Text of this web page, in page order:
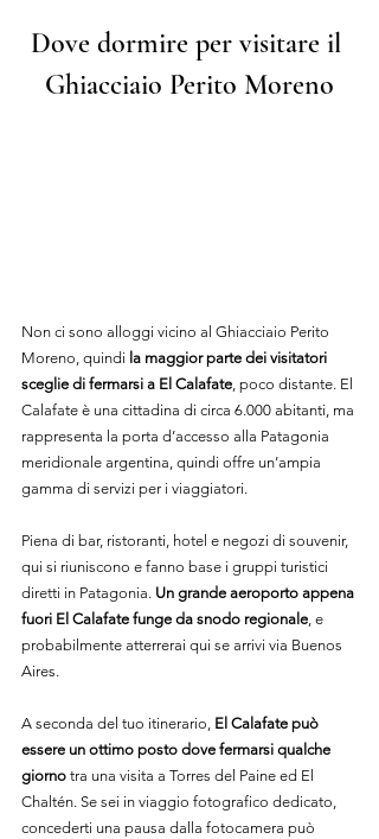
Dove dormire per visitare il
Ghiacciaio Perito Moreno
Non ci sono alloggi vicino al Ghiacciaio Perito
Moreno, quindi la maggior parte dei visitatori
sceglie di fermarsi a El Calafate, poco distante. El
Calafate è una cittadina di circa 6.000 abitanti, ma
rappresenta la porta d’accesso alla Patagonia
meridionale argentina, quindi offre un’ampia
gamma di servizi per i viaggiatori.
Piena di bar, ristoranti, hotel e negozi di souvenir,
qui si riuniscono e fanno base i gruppi turistici
diretti in Patagonia. Un grande aeroporto appena
fuori El Calafate funge da snodo regionale, e
probabilmente atterrerai qui se arrivi via Buenos
Aires.
A seconda del tuo itinerario, El Calafate può
essere un ottimo posto dove fermarsi qualche
giorno tra una visita a Torres del Paine ed El
Chaltén. Se sei in viaggio fotografico dedicato,
concederti una pausa dalla fotocamera può